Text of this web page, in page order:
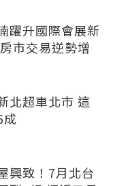
躍升國際會展新
市交易逆勢增
北超車北市 這
興致！7月北台